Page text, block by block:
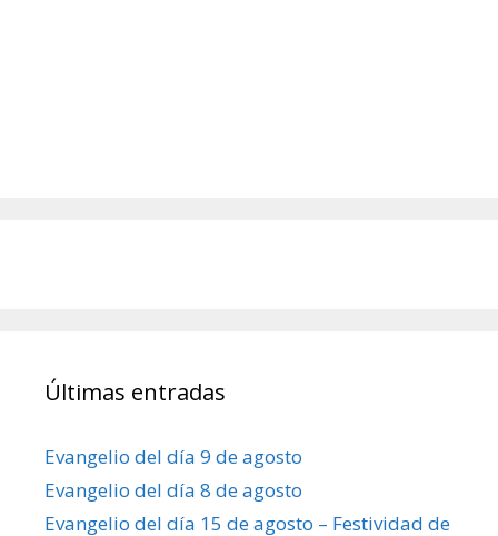
Últimas entradas
Evangelio del día 9 de agosto
Evangelio del día 8 de agosto
Evangelio del día 15 de agosto – Festividad de